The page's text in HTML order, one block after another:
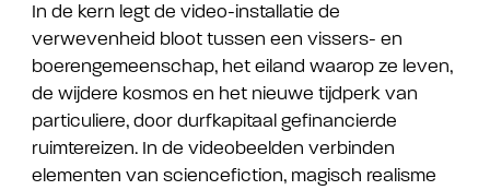
In de kern legt de video-installatie de
verwevenheid bloot tussen een vissers- en
boerengemeenschap, het eiland waarop ze leven,
de wijdere kosmos en het nieuwe tijdperk van
particuliere, door durfkapitaal gefinancierde
ruimtereizen. In de videobeelden verbinden
elementen van sciencefiction, magisch realisme